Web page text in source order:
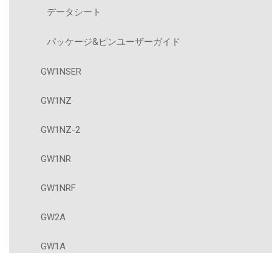
データシート
パッケージ&ピンユーザーガイド
GW1NSER
GW1NZ
GW1NZ-2
GW1NR
GW1NRF
GW2A
GW1A